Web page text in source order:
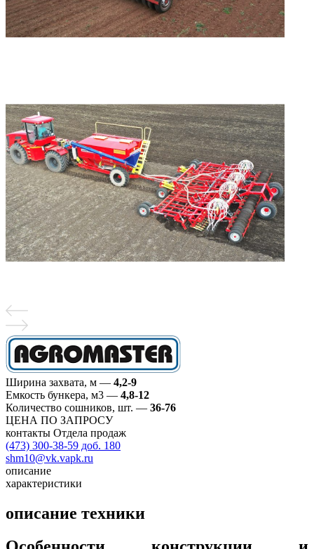
Ширина захвата, м — 4,2-9
Емкость бункера, м3 — 4,8-12
Количество сошников, шт. — 36-76
ЦЕНА ПО ЗАПРОСУ
контакты Отдела продаж
(473) 300-38-59 доб. 180
shm10@vk.vapk.ru
описание
характеристики
описание техники